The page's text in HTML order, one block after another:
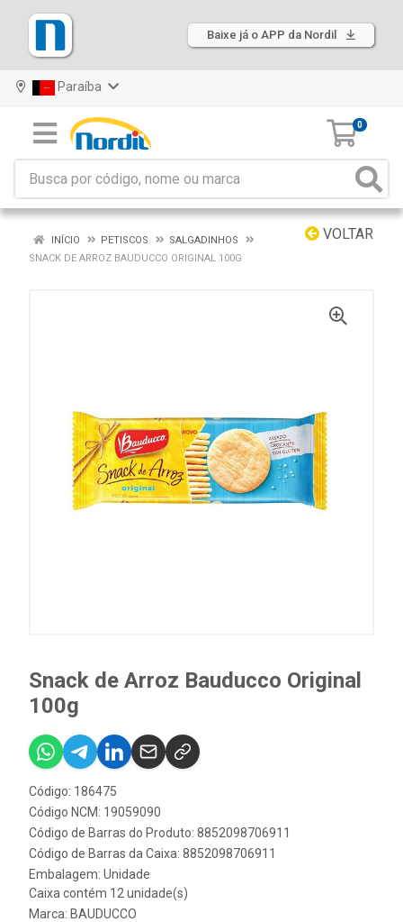
Baixe já o APP da Nordil
Paraíba
0
VOLTAR
INÍCIO PETISCOS
SALGADINHOS
SNACK DE ARROZ BAUDUCCO ORIGINAL 100G
Snack de Arroz Bauducco Original
100g
Código: 186475
Código NCM: 19059090
Código de Barras do Produto: 8852098706911
Código de Barras da Caixa: 8852098706911
Embalagem: Unidade
Caixa contém 12 unidade(s)
Marca: BAUDUCCO